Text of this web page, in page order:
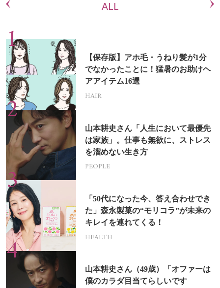
ALL
【保存版】アホ毛・うねり髪が1分
でなかったことに！猛暑のお助けヘ
アアイテム16選
HAIR
山本耕史さん「人生において最優先
は家族」。仕事も無欲に、ストレス
を溜めない生き方
PEOPLE
「50代になった今、答え合わせでき
た」森永製菓の“モリコラ”が未来の
キレイを連れてくる！
HEALTH
山本耕史さん（49歳）「オファーは
僕のカラダ目当てらしいです